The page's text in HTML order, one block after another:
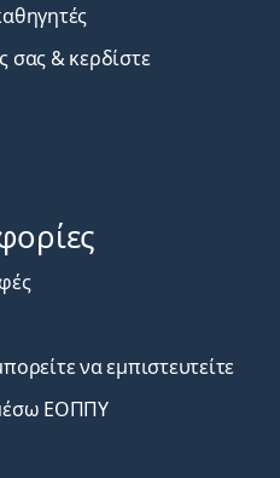
σας & κερδίστε
να εμπιστευτείτε
ΕΟΠΠΥ